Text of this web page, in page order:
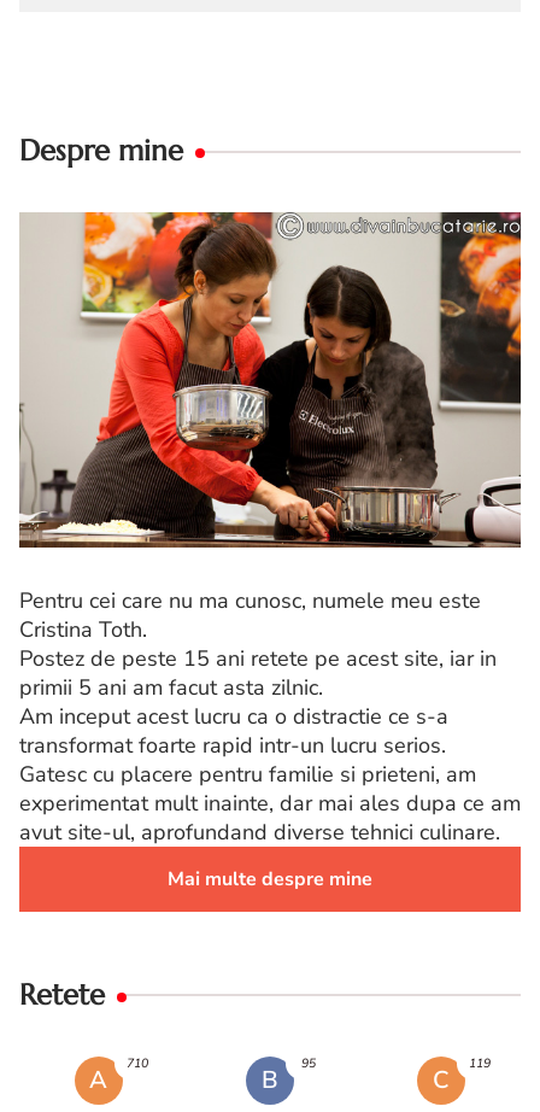
Despre mine
Pentru cei care nu ma cunosc, numele meu este
Cristina Toth.
Postez de peste 15 ani retete pe acest site, iar in
primii 5 ani am facut asta zilnic.
Am inceput acest lucru ca o distractie ce s-a
transformat foarte rapid intr-un lucru serios.
Gatesc cu placere pentru familie si prieteni, am
experimentat mult inainte, dar mai ales dupa ce am
avut site-ul, aprofundand diverse tehnici culinare.
Mai multe despre mine
Retete
A
710
B
95
C
119